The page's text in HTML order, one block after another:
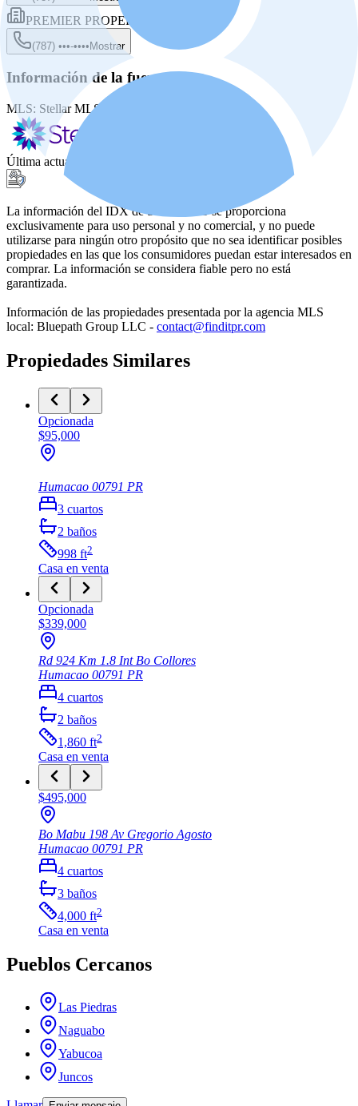
PREMIER PROPERTIES
(787) •••-••••Mostrar
Información de la fuente
MLS: Stellar MLS
Última actualización
La información del IDX de Stellar MLS se proporciona
exclusivamente para uso personal y no comercial, y no puede
utilizarse para ningún otro propósito que no sea identificar posibles
propiedades en las que los consumidores puedan estar interesados en
comprar. La información se considera fiable pero no está
garantizada.
Información de las propiedades presentada por la agencia MLS
local: Bluepath Group LLC - contact@finditpr.com
Propiedades Similares
Opcionada
$95,000
Humacao 00791 PR
3 cuartos
2 baños
998 ft2
Casa en venta
Opcionada
$339,000
Rd 924 Km 1.8 Int Bo Collores
Humacao 00791 PR
4 cuartos
2 baños
1,860 ft2
Casa en venta
$495,000
Bo Mabu 198 Av Gregorio Agosto
Humacao 00791 PR
4 cuartos
3 baños
4,000 ft2
Casa en venta
Pueblos Cercanos
Las Piedras
Naguabo
Yabucoa
Juncos